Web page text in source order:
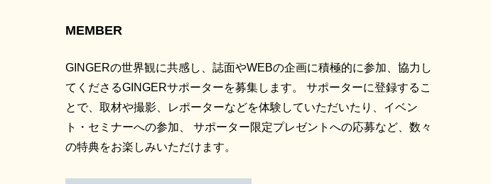
MEMBER
GINGERの世界観に共感し、誌面やWEBの企画に積極的に参加、協力し
てくださるGINGERサポーターを募集します。 サポーターに登録するこ
とで、取材や撮影、レポーターなどを体験していただいたり、イベン
ト・セミナーへの参加、 サポーター限定プレゼントへの応募など、数々
の特典をお楽しみいただけます。